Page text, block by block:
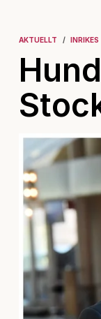
AKTUELLT INRIKES